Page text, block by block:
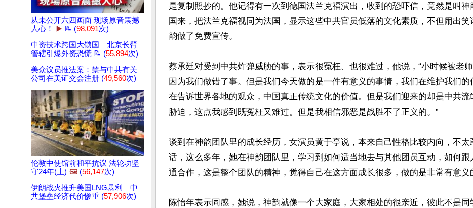
从未公开六四画面 现场原音震撼
人心！
▶️ 📝 (98,091次)
中资技术跨国大锁国 北京长臂
管辖引爆外资恐慌 📝 (55,894次)
美众议员推法案：禁与中共有关
公司在美证交会注册 (49,560次)
伦敦中使馆前和平抗议 法轮功坚
守24年(上) 🖼️ (56,147次)
伊朗战火推升美国LNG暴利 中
共堡垒经济代价惨重 (57,906次)
是复制照抄的。他记得有一次到德国法兰克福演出，收到的恐吓信，竟然是叫神
国来，把法兰克福视同为法国，显示这些中共官员低落的文化素质，不但闹出笑
韵做了免费宣传。
蔡承廷对受到中共炸弹威胁的事，表示很冤枉、也很难过，他说，“小时候被老
因为我们做错了事。但是我们今天做的是一件有意义的事情，我们在维护我们的
在告诉世界各地的观众，中国真正传统文化的价值。但是我们迎来的却是中共流
胁迫，这点我感到既冤枉又难过。但是我相信邪恶是战胜不了正义的。”
谈到在神韵团队里的成长经历，女演员黄于亭说，本来自己性格比较内向，不太
话，这么多年，她在神韵团队里，学习到如何适当地去与其他团员互动，如何跟
通合作，这是整个团队的精神，觉得自己在这方面成长很多，做的是非常有意义
陈怡年表示同感，她说，神韵就像一个大家庭，大家相处的很亲近，彼此不是同